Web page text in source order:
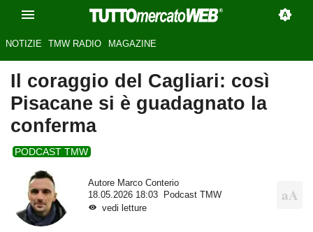
NOTIZIE TMW RADIO MAGAZINE
Il coraggio del Cagliari: così
Pisacane si è guadagnato la
conferma
PODCAST TMW
Autore Marco Conterio
18.05.2026 18:03
Podcast TMW
vedi letture